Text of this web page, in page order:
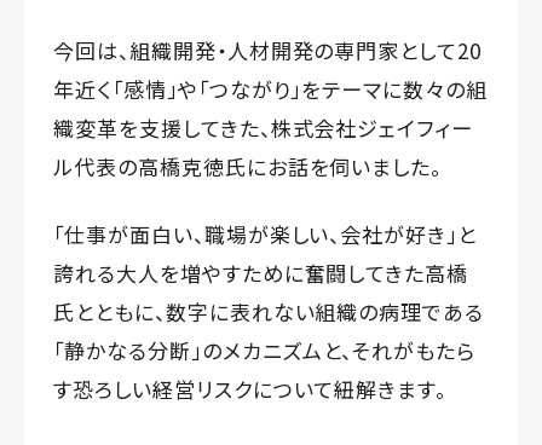
今回は、組織開発・人材開発の専門家として20
年近く「感情」や「つながり」をテーマに数々の組
織変革を支援してきた、株式会社ジェイフィー
ル代表の高橋克徳氏にお話を伺いました。
「仕事が面白い、職場が楽しい、会社が好き」と
誇れる大人を増やすために奮闘してきた高橋
氏とともに、数字に表れない組織の病理である
「静かなる分断」のメカニズムと、それがもたら
す恐ろしい経営リスクについて紐解きます。